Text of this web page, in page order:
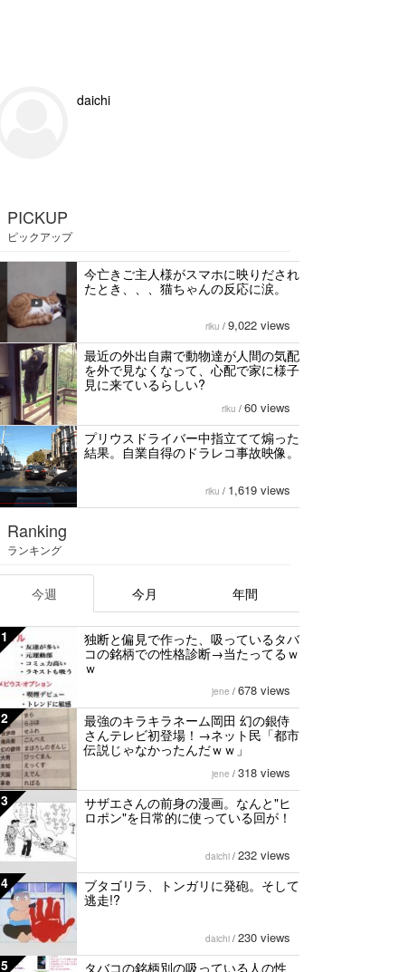
daichi
PICKUP
ピックアップ
今亡きご主人様がスマホに映りだされ
たとき、、、猫ちゃんの反応に涙。
riku / 9,022 views
最近の外出自粛で動物達が人間の気配
を外で見なくなって、心配で家に様子
見に来ているらしい?
riku / 60 views
プリウスドライバー中指立てて煽った
結果。自業自得のドラレコ事故映像。
riku / 1,619 views
Ranking
ランキング
今週 今月 年間
1
独断と偏見で作った、吸っているタバ
コの銘柄での性格診断→当たってるｗ
ｗ
jene / 678 views
2
最強のキラキラネーム岡田 幻の銀侍
さんテレビ初登場！→ネット民「都市
伝説じゃなかったんだｗｗ」
jene / 318 views
3
サザエさんの前身の漫画。なんと"ヒ
ロポン"を日常的に使っている回が！
daichi / 232 views
4
ブタゴリラ、トンガリに発砲。そして
逃走!?
daichi / 230 views
5
タバコの銘柄別の吸っている人の性